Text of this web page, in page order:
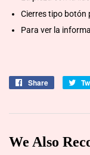
Cierres tipo botón
Para ver la
Share
Share
We Also